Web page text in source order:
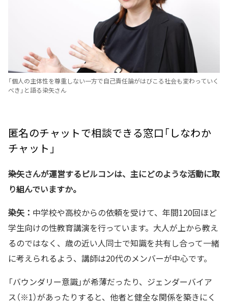
「個人の主体性を尊重しない一方で自己責任論がはびこる社会も変わっていく
べき」と語る染矢さん
匿名のチャットで相談できる窓口「しなわか
チャット」
――染矢さんが運営するピルコンは、主にどのような活動に取
り組んでいますか。
染矢： 中学校や高校からの依頼を受けて、年間120回ほど
学生向けの性教育講演を行っています。大人が上から教え
るのではなく、歳の近い人同士で知識を共有し合って一緒
に考えられるよう、講師は20代のメンバーが中心です。
「バウンダリー意識」が希薄だったり、ジェンダーバイア
ス（※1）があったりすると、他者と健全な関係を築きにく